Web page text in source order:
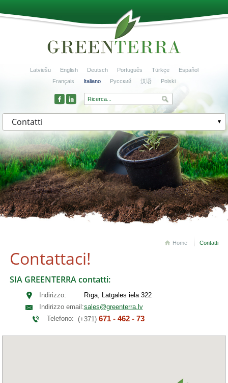
Latviešu English Deutsch Português Türkçe
Español
Français
Italiano Русский 汉语 Polski
Contatti
Home Contatti
Contattaci!
SIA GREENTERRA contatti:
Indirizzo:
Rīga, Latgales iela 322
Indirizzo email:sales@greenterra.lv
Telefono: (+371) 671 - 462 - 73